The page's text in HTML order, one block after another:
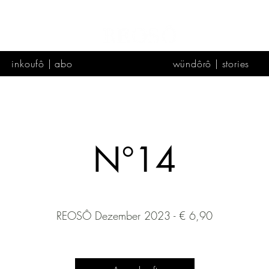
inkoufô | abo wündôrô | stories
N°14
REOSÔ Dezember 2023 - € 6,90